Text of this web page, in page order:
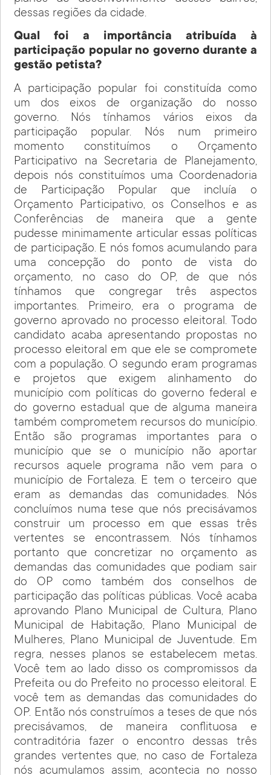
dessas regiões da cidade.
Qual foi a importância atribuída à
participação popular no governo durante a
gestão petista?
A participação popular foi constituída como
um dos eixos de organização do nosso
governo. Nós tínhamos vários eixos da
participação popular. Nós num primeiro
momento constituímos o Orçamento
Participativo na Secretaria de Planejamento,
depois nós constituímos uma Coordenadoria
de Participação Popular que incluía o
Orçamento Participativo, os Conselhos e as
Conferências de maneira que a gente
pudesse minimamente articular essas políticas
de participação. E nós fomos acumulando para
uma concepção do ponto de vista do
orçamento, no caso do OP, de que nós
tínhamos que congregar três aspectos
importantes. Primeiro, era o programa de
governo aprovado no processo eleitoral. Todo
candidato acaba apresentando propostas no
processo eleitoral em que ele se compromete
com a população. O segundo eram programas
e projetos que exigem alinhamento do
município com políticas do governo federal e
do governo estadual que de alguma maneira
também comprometem recursos do município.
Então são programas importantes para o
município que se o município não aportar
recursos aquele programa não vem para o
município de Fortaleza. E tem o terceiro que
eram as demandas das comunidades. Nós
concluímos numa tese que nós precisávamos
construir um processo em que essas três
vertentes se encontrassem. Nós tínhamos
portanto que concretizar no orçamento as
demandas das comunidades que podiam sair
do OP como também dos conselhos de
participação das políticas públicas. Você acaba
aprovando Plano Municipal de Cultura, Plano
Municipal de Habitação, Plano Municipal de
Mulheres, Plano Municipal de Juventude. Em
regra, nesses planos se estabelecem metas.
Você tem ao lado disso os compromissos da
Prefeita ou do Prefeito no processo eleitoral. E
você tem as demandas das comunidades do
OP. Então nós construímos a teses de que nós
precisávamos, de maneira conflituosa e
contraditória fazer o encontro dessas três
grandes vertentes que, no caso de Fortaleza
nós acumulamos assim, acontecia no nosso